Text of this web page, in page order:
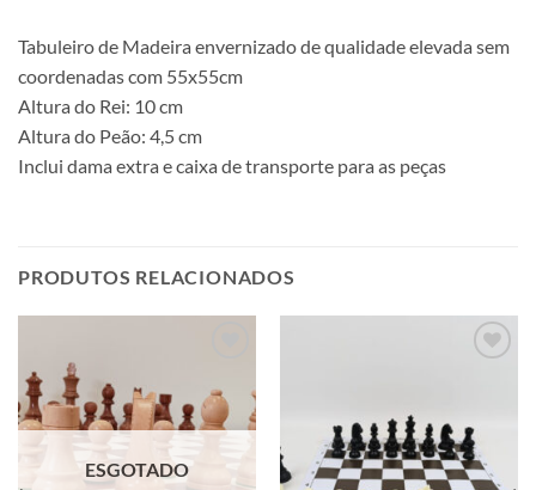
Tabuleiro de Madeira envernizado de qualidade elevada sem
coordenadas com 55x55cm
Altura do Rei: 10 cm
Altura do Peão: 4,5 cm
Inclui dama extra e caixa de transporte para as peças
PRODUTOS RELACIONADOS
à lista de
desejos
ESGOTADO